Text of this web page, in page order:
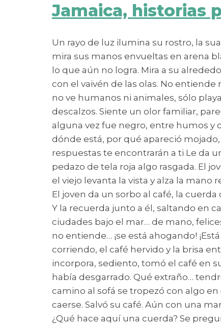
Jamaica, historias
Un rayo de luz ilumina su rostro, la
mira sus manos envueltas en arena
lo que aún no logra. Mira a su
con el vaivén de las olas. No
no ve humanos ni animales, sólo
descalzos. Siente un olor familiar,
alguna vez fue negro, entre humos y
dónde está, por qué apareció
respuestas te encontrarán a ti Le da
pedazo de tela roja algo rasgada. El
el viejo levanta la vista y alza la mano
El joven da un sorbo al café, la
Y la recuerda junto a él, saltando en
ciudades bajo el mar… de mano,
no entiende… ¡se está ahogando!
corriendo, el café hervido y la brisa
incorpora, sediento, tomó el café en
había desgarrado. Qué extraño…
camino al sofá se tropezó con algo
caerse. Salvó su café. Aún con una
¿Qué hace aquí una cuerda? Se